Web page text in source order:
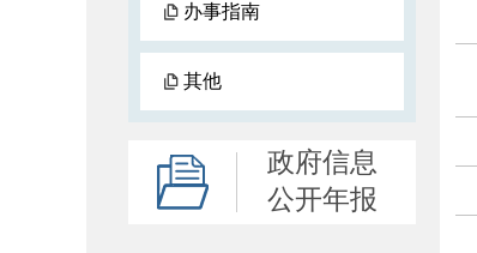
办事指南
其他
政府信息
公开年报